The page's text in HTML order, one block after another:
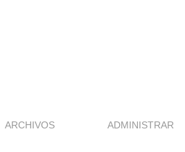
ARCHIVOS ADMINISTRAR